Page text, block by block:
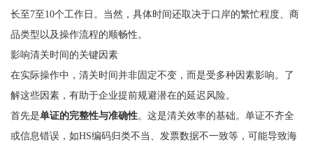
长至7至10个工作日。当然，具体时间还取决于口岸的繁忙程度、商
品类型以及操作流程的顺畅性。
影响清关时间的关键因素
在实际操作中，清关时间并非固定不变，而是受多种因素影响。了
解这些因素，有助于企业提前规避潜在的延迟风险。
首先是单证的完整性与准确性。这是清关效率的基础。单证不齐全
或信息错误，如HS编码归类不当、发票数据不一致等，可能导致海